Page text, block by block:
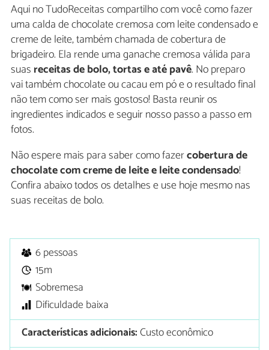
Aqui no TudoReceitas compartilho com você como fazer
uma calda de chocolate cremosa com leite condensado e
creme de leite, também chamada de cobertura de
brigadeiro. Ela rende uma ganache cremosa válida para
suas receitas de bolo, tortas e até pavê. No preparo
vai também chocolate ou cacau em pó e o resultado final
não tem como ser mais gostoso! Basta reunir os
ingredientes indicados e seguir nosso passo a passo em
fotos.
Não espere mais para saber como fazercobertura de
chocolate com creme de leite e leite condensado!
Confira abaixo todos os detalhes e use hoje mesmo nas
suas receitas de bolo.
6 pessoas
15m
Sobremesa
Dificuldade baixa
Características adicionais:Custo econômico